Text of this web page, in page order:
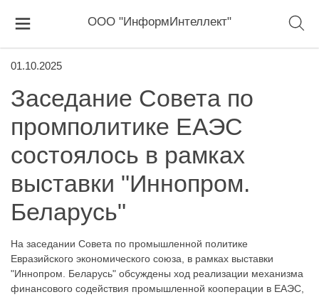
ООО "ИнформИнтеллект"
01.10.2025
Заседание Совета по
промполитике ЕАЭС
состоялось в рамках
выставки "Иннопром.
Беларусь"
На заседании Совета по промышленной политике
Евразийского экономического союза, в рамках выставки
"Иннопром. Беларусь" обсуждены ход реализации механизма
финансового содействия промышленной кооперации в ЕАЭС,